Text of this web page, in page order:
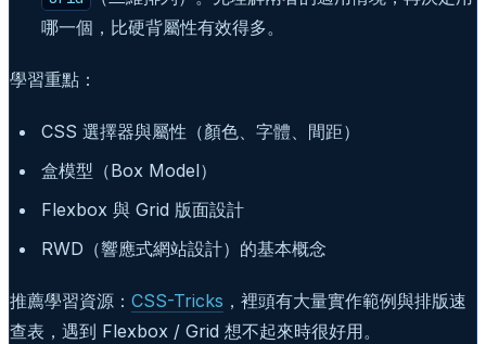
哪一個，比硬背屬性有效得多。
學習重點：
CSS 選擇器與屬性（顏色、字體、間距）
盒模型（Box Model）
Flexbox 與 Grid 版面設計
RWD（響應式網站設計）的基本概念
推薦學習資源： CSS-Tricks ，裡頭有大量實作範例與排版速
查表，遇到 Flexbox / Grid 想不起來時很好用。